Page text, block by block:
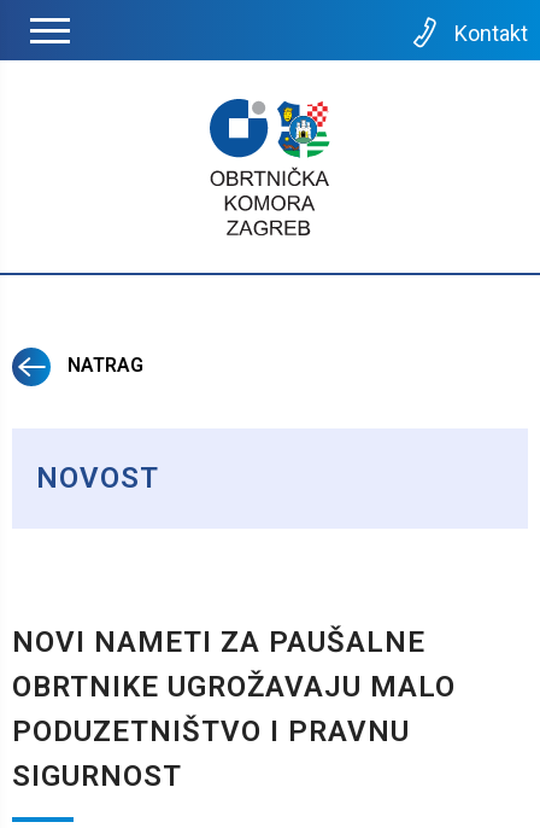
Kontakt
NATRAG
NOVOST
NOVI NAMETI ZA PAUŠALNE
OBRTNIKE UGROŽAVAJU MALO
PODUZETNIŠTVO I PRAVNU
SIGURNOST